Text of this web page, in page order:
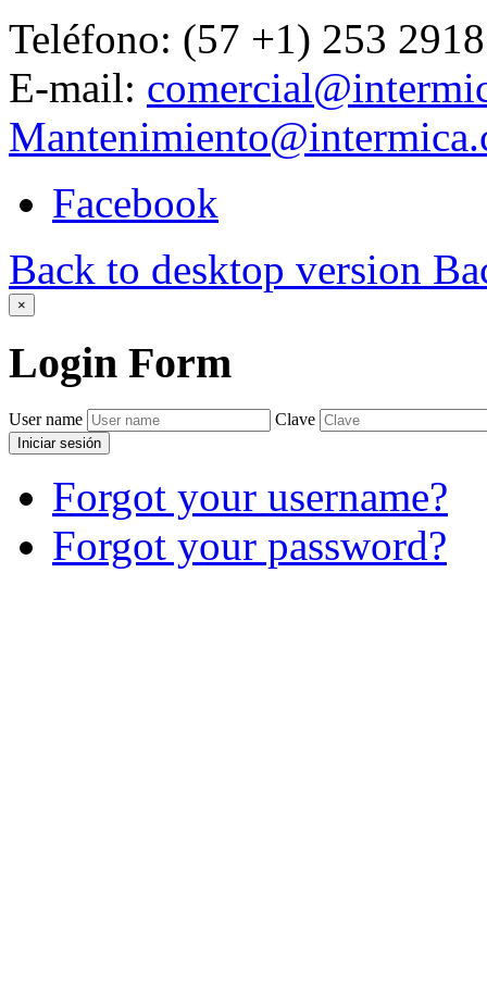
Teléfono: (57 +1) 253
E-mail:
Facebook
Back to desktop version
×
Login Form
User name Clave
Iniciar sesión
Forgot your username?
Forgot your password?